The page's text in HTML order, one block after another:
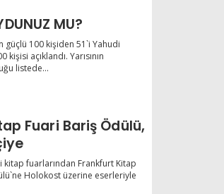
MU?
güçlü 100 kişiden 51`i Yahudi
kişisi açıklandı. Yarısının
listede...
Fuari Bariş Ödülü,
kitap fuarlarından Frankfurt Kitap
Holokost üzerine eserleriyle